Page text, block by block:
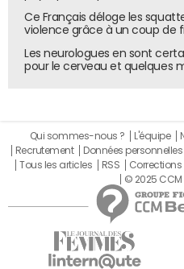
Ce Français déloge les
violence grâce à un coup de
Les neurologues en sont
pour le cerveau et quelques
Qui sommes-nous ? L'équipe
Recrutement
Données personnelles
Tous les articles
RSS Corrections
© 2025